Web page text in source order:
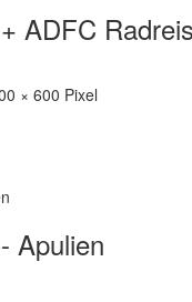
ADFC
× 600 Pixel
Apulien